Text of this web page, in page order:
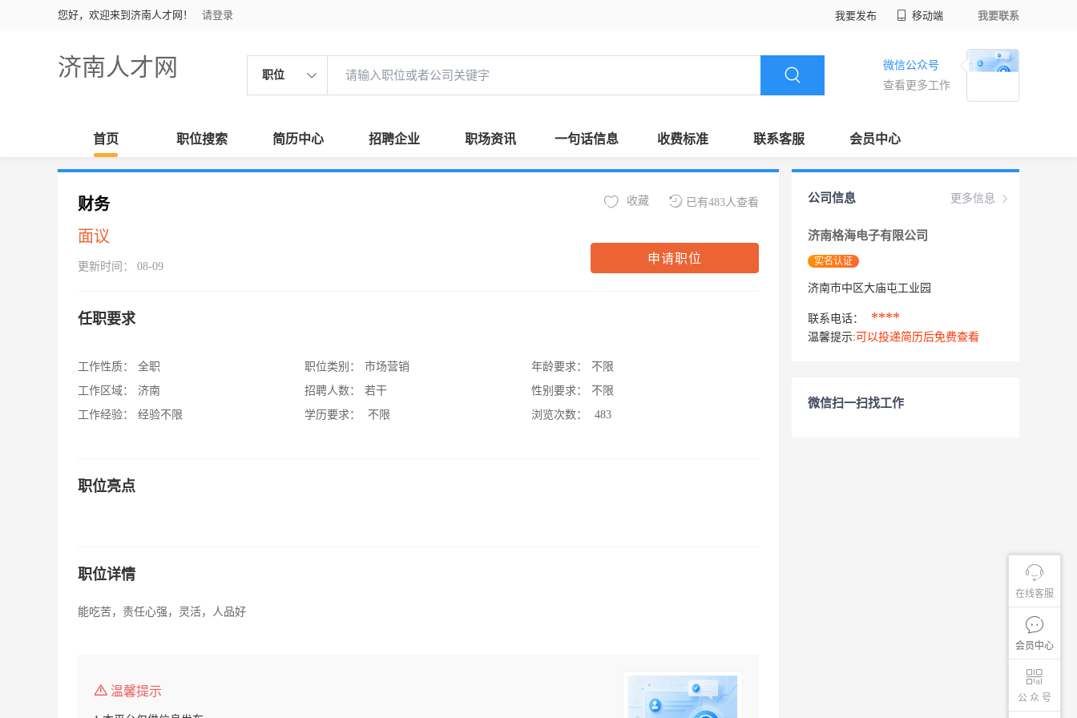
您好，欢迎来到济南人才网！ 请登录 我要发布 移动端 我要联系
济南人才网 职位
微信公众号
查看更多工作
首页 职位搜索 简历中心 招聘企业 职场资讯 一句话信息 收费标准 联系客服 会员中心
在线客服
会员中心
公 众 号
财务
面议
更新时间： 08-09
已有483人查看
收藏
申请职位
任职要求
工作性质：
全职
工作区域：
济南
工作经验：
经验不限
职位类别：
市场营销
招聘人数：
若干
学历要求：
不限
年龄要求：
不限
性别要求：
不限
浏览次数：
483
职位亮点
职位详情
能吃苦，责任心强，灵活，人品好
温馨提示
更多信息
公司信息
济南格海电子有限公司
实名认证
济南市中区大庙屯工业园
联系电话： ****
温馨提示: 可以投递简历后免费查看
微信扫一扫找工作